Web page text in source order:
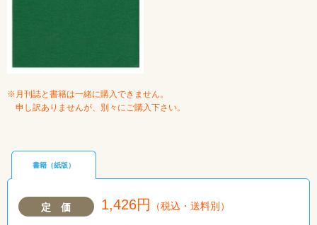
※月刊誌と書籍は一緒に購入できません。
申し訳ありませんが、別々にご購入下さい。
書籍（紙版）
定 価 1,426円 （税込・送料別）